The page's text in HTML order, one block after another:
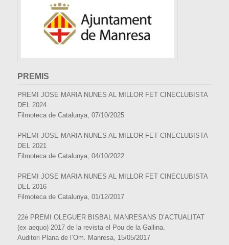
PREMIS
PREMI JOSE MARIA NUNES AL MILLOR FET CINECLUBISTA
DEL 2024
Filmoteca de Catalunya, 07/10/2025
PREMI JOSE MARIA NUNES AL MILLOR FET CINECLUBISTA
DEL 2021
Filmoteca de Catalunya, 04/10/2022
PREMI JOSE MARIA NUNES AL MILLOR FET CINECLUBISTA
DEL 2016
Filmoteca de Catalunya, 01/12/2017
22è PREMI OLEGUER BISBAL MANRESANS D’ACTUALITAT
(ex aequo) 2017 de la revista el Pou de la Gallina.
Auditori Plana de l’Om. Manresa, 15/05/2017